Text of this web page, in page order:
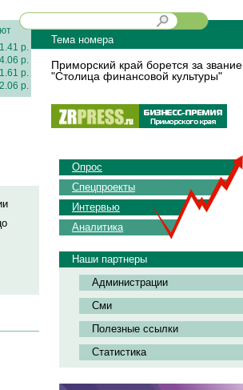
р.
р.
р.
р.
Тема номера
Приморский край борется за звание
"Столица финансовой культуры"
Опрос
Спецпроекты
Интервью
Аналитика
Наши партнеры
Администрации
Сми
Полезные ссылки
Статистика